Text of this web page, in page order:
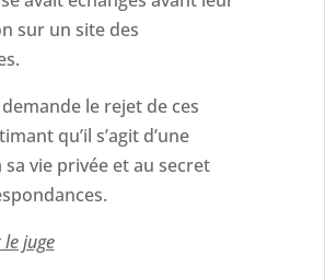
sur un site des
demande le rejet de ces
qu’il s’agit d’une
vie privée et au secret
le juge